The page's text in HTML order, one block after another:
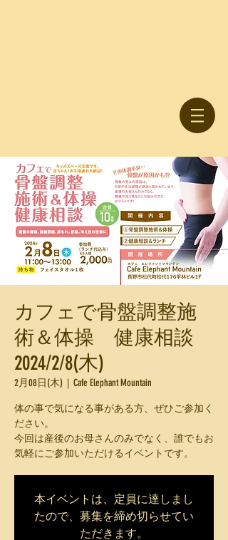
カフェで骨盤調整施
術＆体操 健康相談
2024/2/8(木)
2月08日(木)
  |
Cafe Elephant Mountain
体の事で気になる事がある方、ぜひご参加く
ださい。
今回は産後のお母さんのみでなく、誰でもお
気軽にご参加いただけるイベントです。
本イベントは、定員に達しまし
たので、募集を締め切らせてい
ただきます。